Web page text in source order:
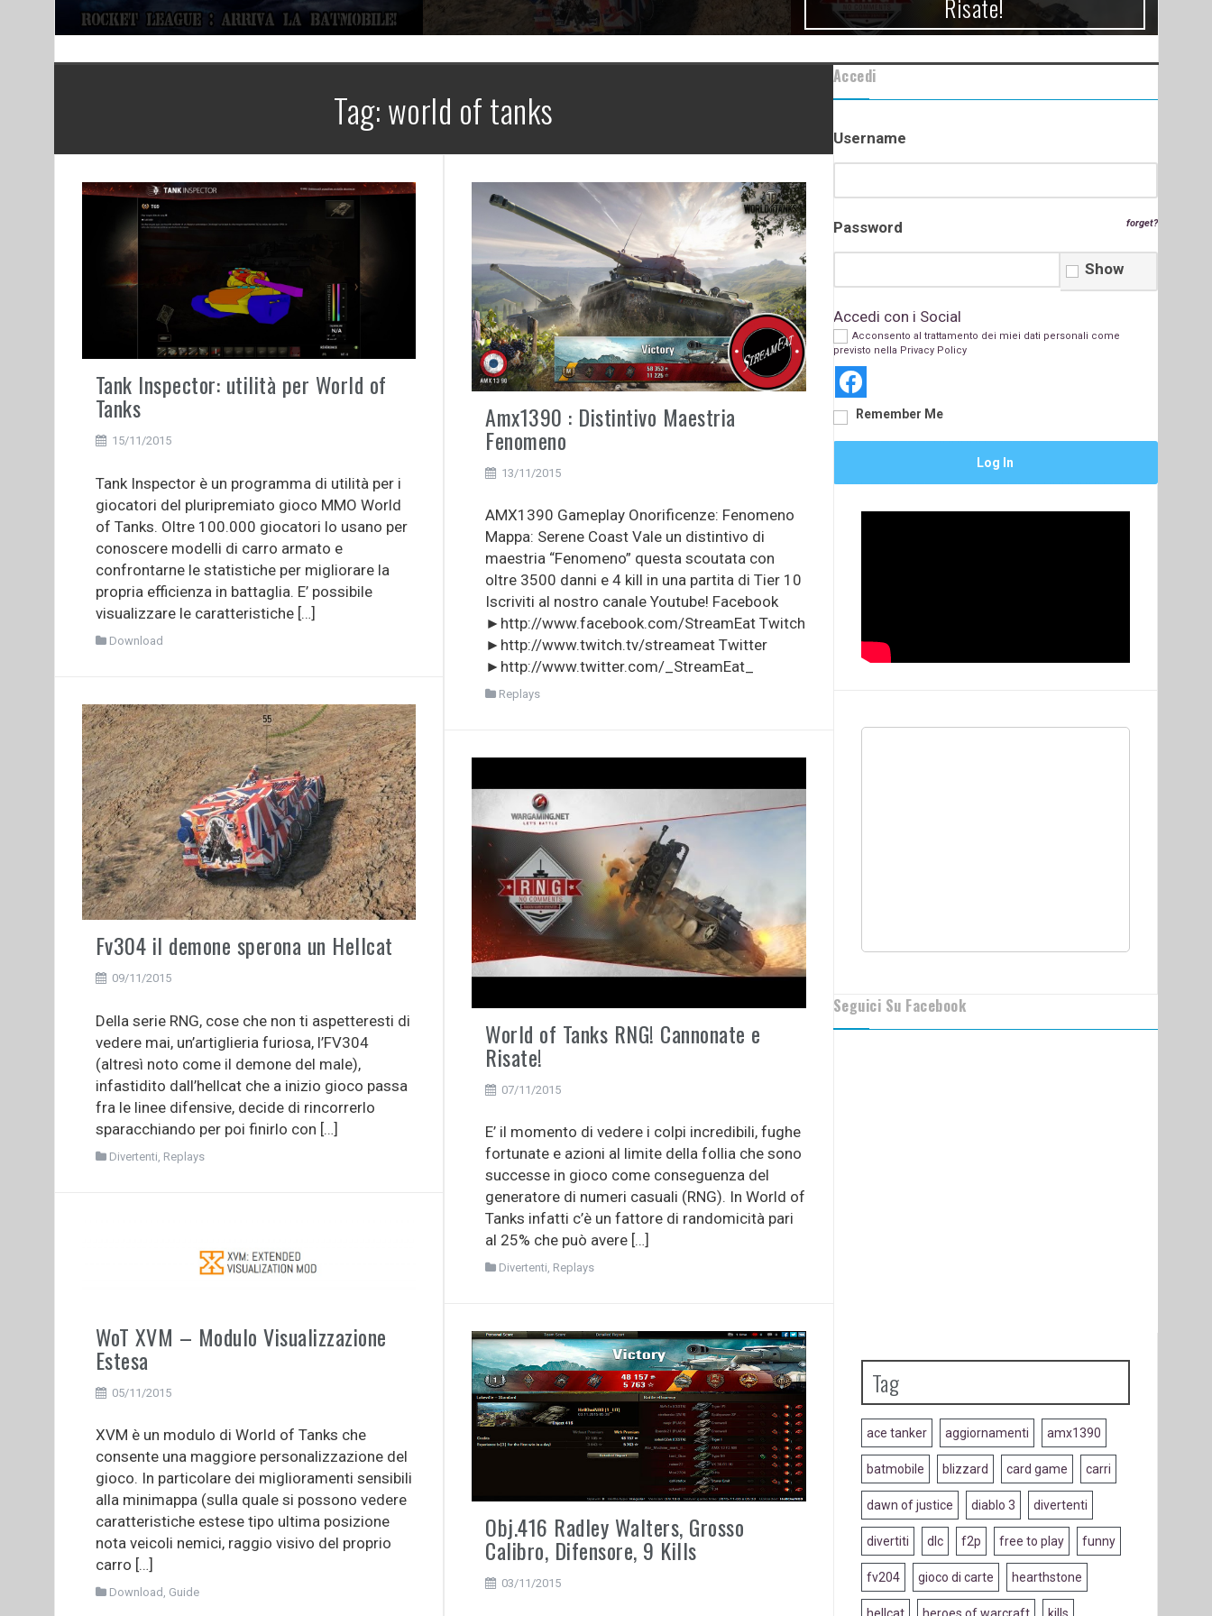
Risate!
Tag:world of tanks
Tank Inspector: utilità per World of
Tanks
15/11/2015
Tank Inspector è un programma di utilità per i
giocatori del pluripremiato gioco MMO World
of Tanks. Oltre 100.000 giocatori lo usano per
conoscere modelli di carro armato e
confrontarne le statistiche per migliorare la
propria efficienza in battaglia. E’ possibile
visualizzare le caratteristiche […]
Download
Amx1390 : Distintivo Maestria
Fenomeno
13/11/2015
AMX1390 Gameplay Onorificenze: Fenomeno
Mappa: Serene Coast Vale un distintivo di
maestria “Fenomeno” questa scoutata con
oltre 3500 danni e 4 kill in una partita di Tier 10
Iscriviti al nostro canale Youtube! Facebook
►http://www.facebook.com/StreamEat Twitch
►http://www.twitch.tv/streameat Twitter
►http://www.twitter.com/_StreamEat_
Replays
Fv304 il demone sperona un Hellcat
09/11/2015
Della serie RNG, cose che non ti aspetteresti di
vedere mai, un’artiglieria furiosa, l’FV304
(altresì noto come il demone del male),
infastidito dall’hellcat che a inizio gioco passa
fra le linee difensive, decide di rincorrerlo
sparacchiando per poi finirlo con […]
Divertenti Replays
World of Tanks RNG! Cannonate e
Risate!
07/11/2015
E’ il momento di vedere i colpi incredibili, fughe
fortunate e azioni al limite della follia che sono
successe in gioco come conseguenza del
generatore di numeri casuali (RNG). In World of
Tanks infatti c’è un fattore di randomicità pari
al 25% che può avere […]
Divertenti, Replays
WoT XVM – Modulo Visualizzazione
Estesa
05/11/2015
XVM è un modulo di World of Tanks che
consente una maggiore personalizzazione del
gioco. In particolare dei miglioramenti sensibili
alla minimappa (sulla quale si possono vedere
caratteristiche estese tipo ultima posizione
nota veicoli nemici, raggio visivo del proprio
carro […]
Download , Guide
Obj.416 Radley Walters, Grosso
Calibro, Difensore, 9 Kills
03/11/2015
Accedi
Username
Password forget?
Show
Accedi con i Social
Acconsento al trattamento dei miei dati personali come
previsto nella Privacy Policy
Remember Me
Seguici Su Facebook
Tag
ace tanker aggiornamenti amx1390
batmobile blizzard card game carri
dawn of justice diablo 3 divertenti
divertiti dlc f2p free to play funny
fv204 gioco di carte hearthstone